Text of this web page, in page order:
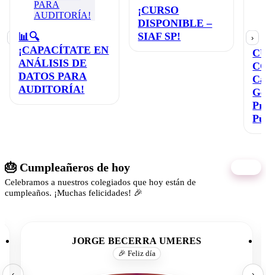
📊🔍
¡CAPACÍTATE EN
ANÁLISIS DE
DATOS PARA
AUDITORÍA!
¡CURSO
DISPONIBLE –
SIAF SP!
›
🎂 Cumpleañeros de hoy
Celebramos a nuestros colegiados que hoy están de
cumpleaños. ¡Muchas felicidades! 🎉
JORGE BECERRA UMERES
🎉 Feliz día